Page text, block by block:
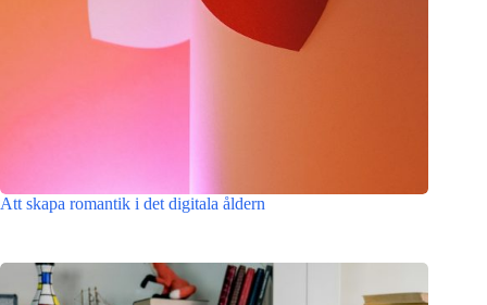
Att skapa romantik i det digitala åldern